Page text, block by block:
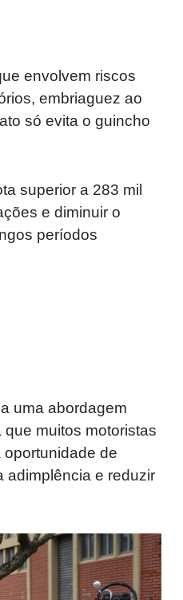
envolvem riscos
embriaguez ao
só evita o guincho
superior a 283 mil
e diminuir o
períodos
uma abordagem
que muitos motoristas
de
adimplência e reduzir